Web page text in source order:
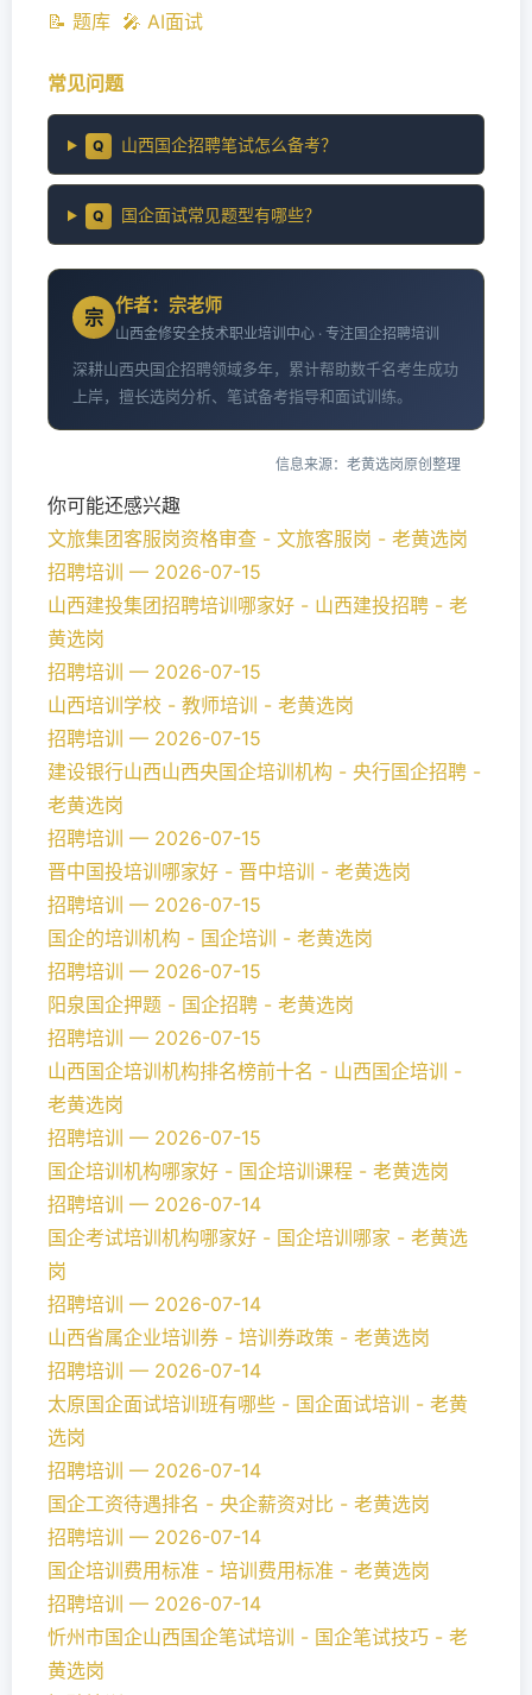
📝 题库 🎤 AI面试
常见问题
Q 山西国企招聘笔试怎么备考？
Q 国企面试常见题型有哪些？
宗
作者：宗老师
山西金修安全技术职业培训中心 · 专注国企招聘培训
深耕山西央国企招聘领域多年，累计帮助数千名考生成功
上岸，擅长选岗分析、笔试备考指导和面试训练。
信息来源：老黄选岗原创整理
你可能还感兴趣
文旅集团客服岗资格审查 - 文旅客服岗 - 老黄选岗
招聘培训 — 2026-07-15
山西建投集团招聘培训哪家好 - 山西建投招聘 - 老
黄选岗
招聘培训 — 2026-07-15
山西培训学校 - 教师培训 - 老黄选岗
招聘培训 — 2026-07-15
建设银行山西山西央国企培训机构 - 央行国企招聘 -
老黄选岗
招聘培训 — 2026-07-15
晋中国投培训哪家好 - 晋中培训 - 老黄选岗
招聘培训 — 2026-07-15
国企的培训机构 - 国企培训 - 老黄选岗
招聘培训 — 2026-07-15
阳泉国企押题 - 国企招聘 - 老黄选岗
招聘培训 — 2026-07-15
山西国企培训机构排名榜前十名 - 山西国企培训 -
老黄选岗
招聘培训 — 2026-07-15
国企培训机构哪家好 - 国企培训课程 - 老黄选岗
招聘培训 — 2026-07-14
国企考试培训机构哪家好 - 国企培训哪家 - 老黄选
岗
招聘培训 — 2026-07-14
山西省属企业培训券 - 培训券政策 - 老黄选岗
招聘培训 — 2026-07-14
太原国企面试培训班有哪些 - 国企面试培训 - 老黄
选岗
招聘培训 — 2026-07-14
国企工资待遇排名 - 央企薪资对比 - 老黄选岗
招聘培训 — 2026-07-14
国企培训费用标准 - 培训费用标准 - 老黄选岗
招聘培训 — 2026-07-14
忻州市国企山西国企笔试培训 - 国企笔试技巧 - 老
黄选岗